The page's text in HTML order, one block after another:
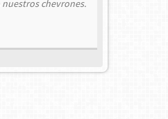
chevrones.